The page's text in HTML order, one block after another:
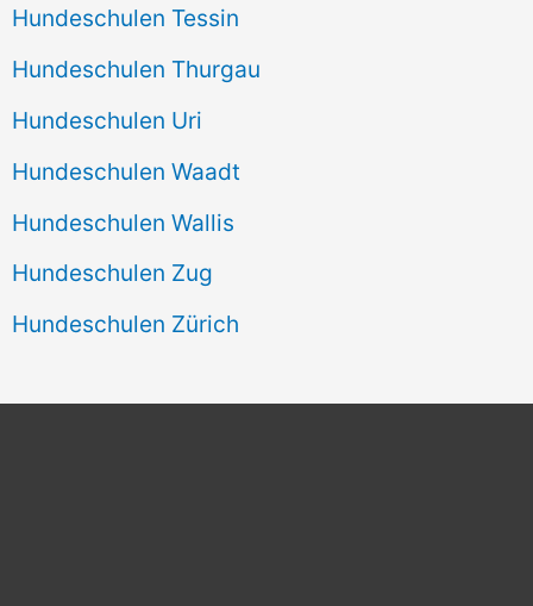
Hundeschulen Tessin
Hundeschulen Thurgau
Hundeschulen Uri
Hundeschulen Waadt
Hundeschulen Wallis
Hundeschulen Zug
Hundeschulen Zürich